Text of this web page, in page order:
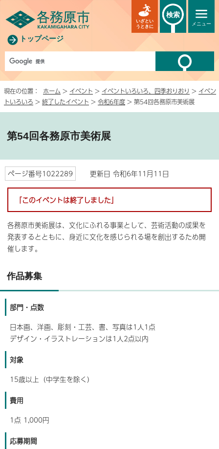
トップページ
メニュー
いざとい
うときに
検索
現在の位置： ホーム > イベント > イベントいろいろ、四季おりおり > イベン
トいろいろ > 終了したイベント > 令和6年度 > 第54回各務原市美術展
第54回各務原市美術展
ページ番号1022289 更新日 令和6年11月11日
「このイベントは終了しました」
各務原市美術展は、文化にふれる事業として、芸術活動の成果を
発表するとともに、身近に文化を感じられる場を創出するため開
催します。
作品募集
部門・点数
日本画、洋画、彫刻・工芸、書、写真は1人1点
デザイン・イラストレーションは1人2点以内
対象
15歳以上（中学生を除く）
費用
1点 1,000円
応募期間